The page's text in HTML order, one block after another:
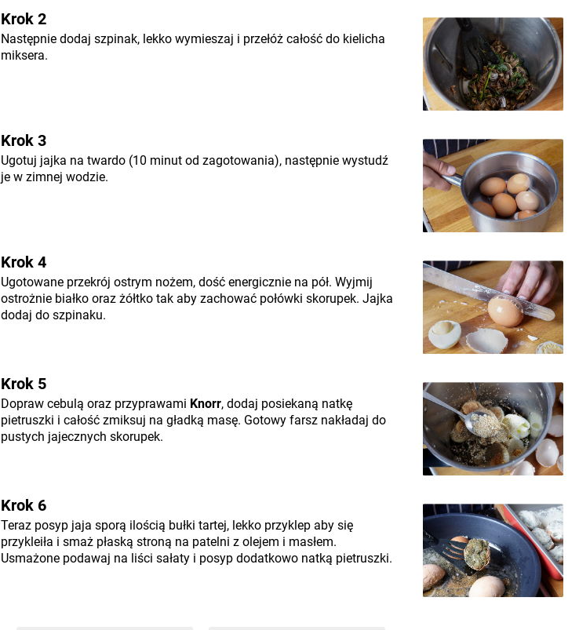
Krok 2
Następnie dodaj szpinak, lekko wymieszaj i przełóż całość do kielicha
miksera.
Krok 3
Ugotuj jajka na twardo (10 minut od zagotowania), następnie wystudź
je w zimnej wodzie.
Krok 4
Ugotowane przekrój ostrym nożem, dość energicznie na pół. Wyjmij
ostrożnie białko oraz żółtko tak aby zachować połówki skorupek. Jajka
dodaj do szpinaku.
Krok 5
Dopraw cebulą oraz przyprawami Knorr, dodaj posiekaną natkę
pietruszki i całość zmiksuj na gładką masę. Gotowy farsz nakładaj do
pustych jajecznych skorupek.
Krok 6
Teraz posyp jaja sporą ilością bułki tartej, lekko przyklep aby się
przykleiła i smaż płaską stroną na patelni z olejem i masłem.
Usmażone podawaj na liści sałaty i posyp dodatkowo natką pietruszki.